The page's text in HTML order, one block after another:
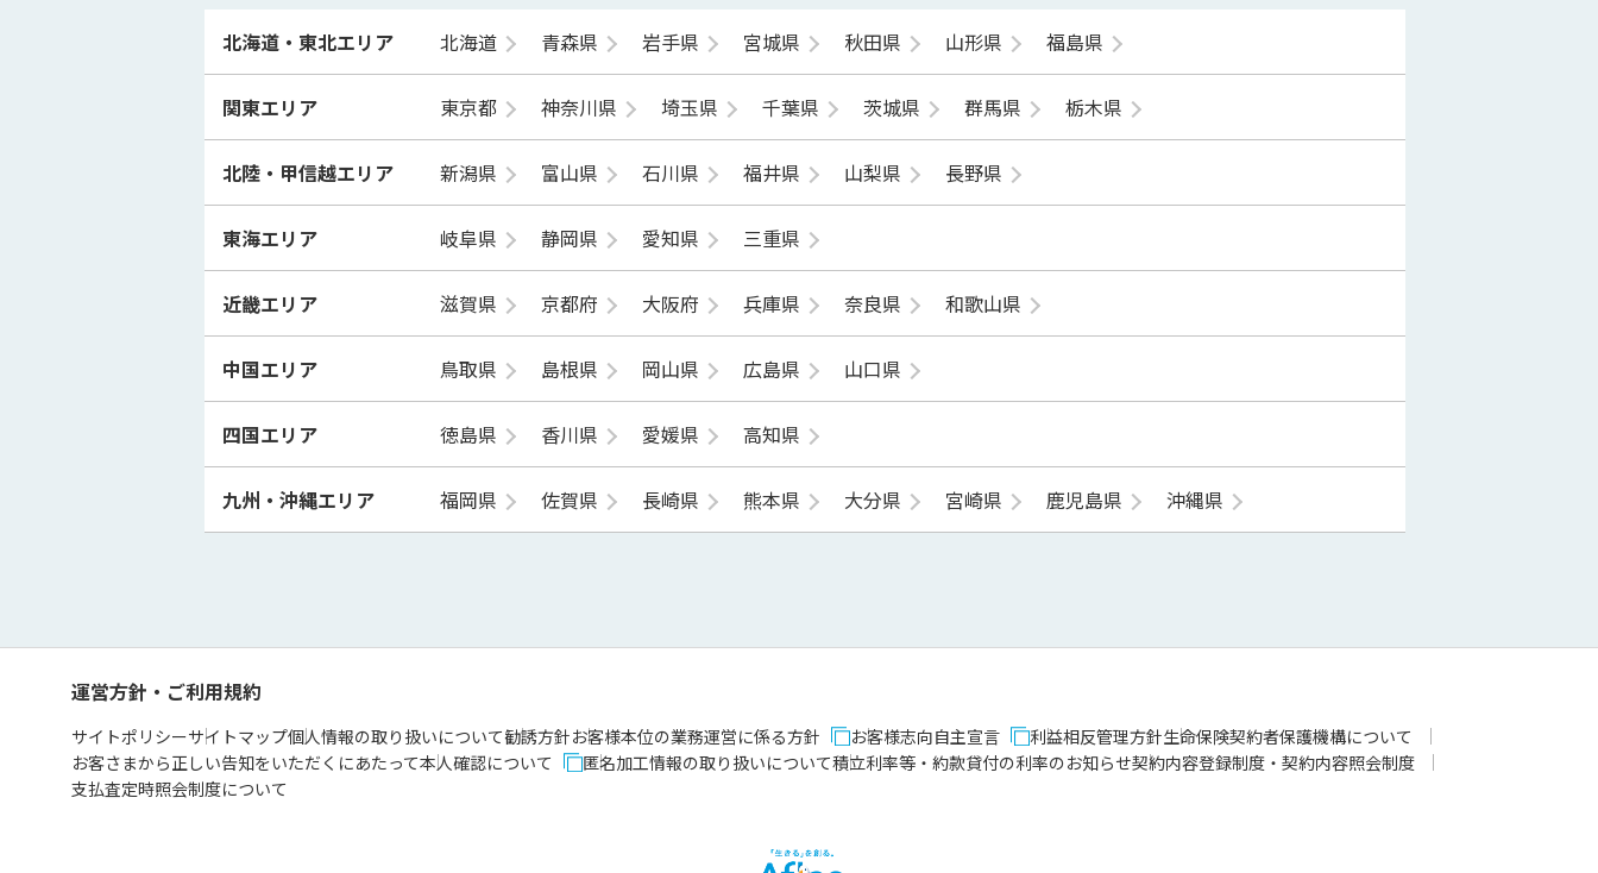
北海道・東北エリア 北海道 青森県 岩手県 宮城県 秋田県 山形県 福島県
関東エリア 東京都 神奈川県 埼玉県 千葉県 茨城県 群馬県 栃木県
北陸・甲信越エリア 新潟県 富山県 石川県 福井県 山梨県 長野県
東海エリア 岐阜県 静岡県 愛知県 三重県
近畿エリア 滋賀県 京都府 大阪府 兵庫県 奈良県 和歌山県
中国エリア 鳥取県 島根県 岡山県 広島県 山口県
四国エリア 徳島県 香川県 愛媛県 高知県
九州・沖縄エリア 福岡県 佐賀県 長崎県 熊本県 大分県 宮崎県 鹿児島県 沖縄県
運営方針・ご利用規約
サイトポリシーサイトマップ個人情報の取り扱いについて勧誘方針お客様本位の業務運営に係る方針 お客様志向自主宣言 利益相反管理方針生命保険契約者保護機構について
お客さまから正しい告知をいただくにあたって本人確認について 匿名加工情報の取り扱いについて積立利率等・約款貸付の利率のお知らせ契約内容登録制度・契約内容照会制度
支払査定時照会制度について